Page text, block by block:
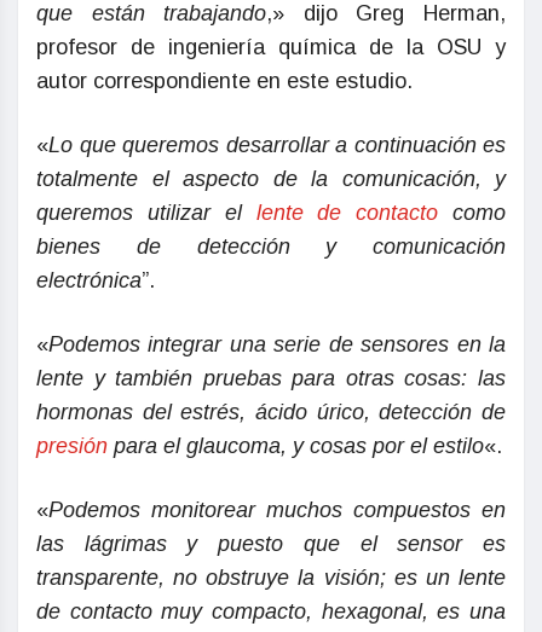
que están trabajando,» dijo Greg Herman,
profesor de ingeniería química de la OSU y
autor correspondiente en este estudio.
«Lo que queremos desarrollar a continuación es
totalmente el aspecto de la comunicación, y
queremos utilizar el lente de contacto como
bienes de detección y comunicación
electrónica”.
«Podemos integrar una serie de sensores en la
lente y también pruebas para otras cosas: las
hormonas del estrés, ácido úrico, detección de
presión para el glaucoma, y cosas por el estilo«.
«Podemos monitorear muchos compuestos en
las lágrimas y puesto que el sensor es
transparente, no obstruye la visión; es un lente
de contacto muy compacto, hexagonal, es una